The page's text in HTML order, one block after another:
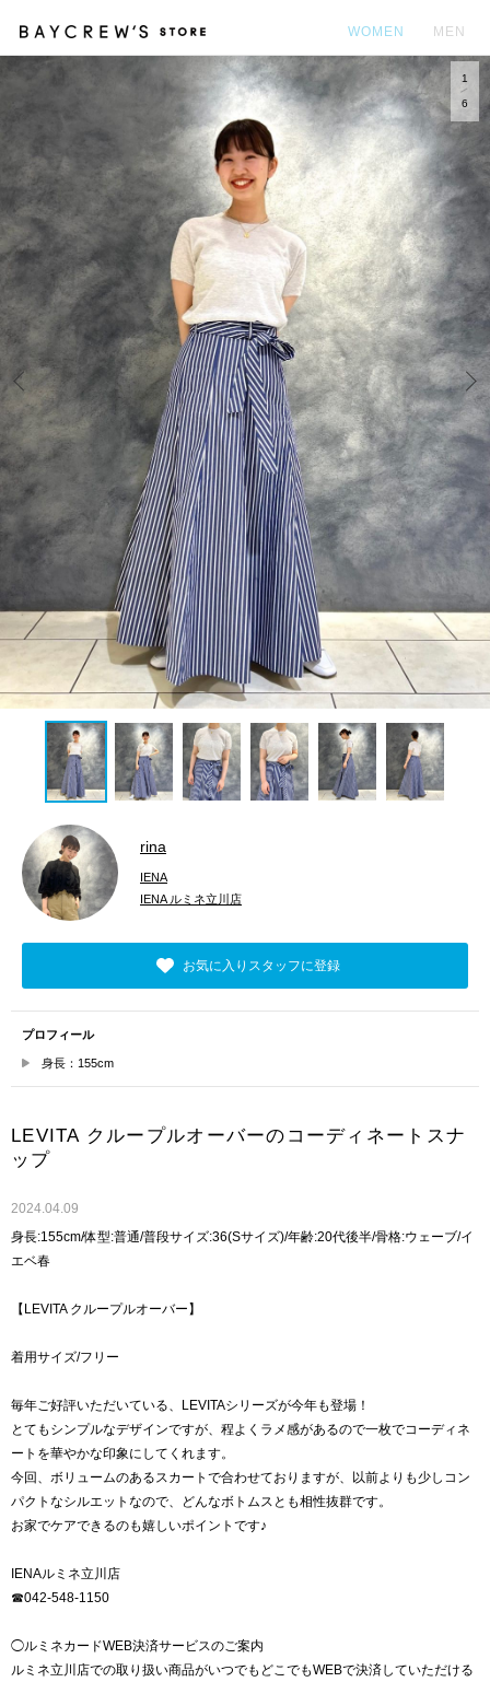
WOMEN MEN
Prev
1
6
rina
IENA
IENA ルミネ立川店
お気に入りスタッフに登録
プロフィール
身長：155cm
LEVITA クループルオーバーのコーディネートスナ
ップ
2024.04.09
身長:155cm/体型:普通/普段サイズ:36(Sサイズ)/年齢:20代後半/骨格:ウェーブ/イ
エベ春
【LEVITA クループルオーバー】
着用サイズ/フリー
毎年ご好評いただいている、LEVITAシリーズが今年も登場！
とてもシンプルなデザインですが、程よくラメ感があるので一枚でコーディネ
ートを華やかな印象にしてくれます。
今回、ボリュームのあるスカートで合わせておりますが、以前よりも少しコン
パクトなシルエットなので、どんなボトムスとも相性抜群です。
お家でケアできるのも嬉しいポイントです♪
IENAルミネ立川店
☎︎042-548-1150
◯ルミネカードWEB決済サービスのご案内
ルミネ立川店での取り扱い商品がいつでもどこでもWEBで決済していただける